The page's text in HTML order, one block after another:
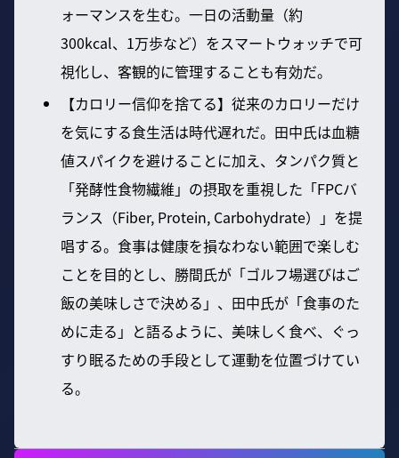
ォーマンスを生む。一日の活動量（約
300kcal、1万歩など）をスマートウォッチで可
視化し、客観的に管理することも有効だ。
【カロリー信仰を捨てる】従来のカロリーだけ
を気にする食生活は時代遅れだ。田中氏は血糖
値スパイクを避けることに加え、タンパク質と
「発酵性食物繊維」の摂取を重視した「FPCバ
ランス（Fiber, Protein, Carbohydrate）」を提
唱する。食事は健康を損なわない範囲で楽しむ
ことを目的とし、勝間氏が「ゴルフ場選びはご
飯の美味しさで決める」、田中氏が「食事のた
めに走る」と語るように、美味しく食べ、ぐっ
すり眠るための手段として運動を位置づけてい
る。